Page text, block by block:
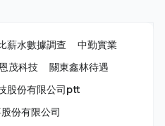
薪水數據調查
中勤實業
恩茂科技
關東鑫林待遇
股份有限公司ptt
份有限公司